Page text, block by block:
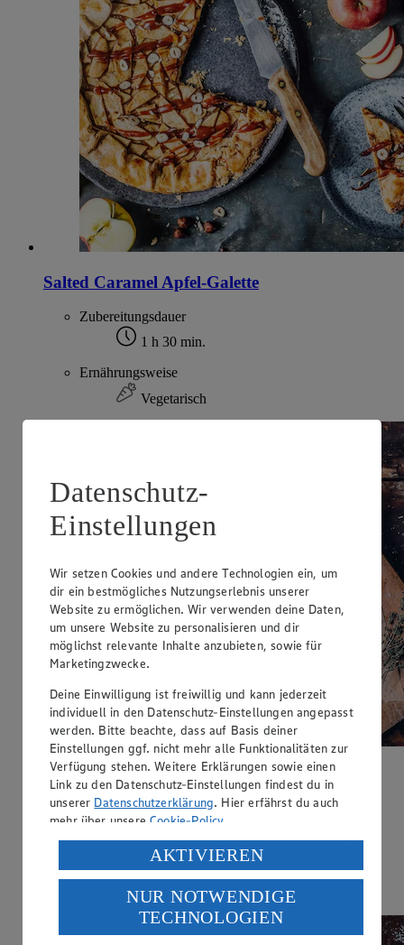
Salted Caramel Apfel-Galette
Zubereitungsdauer
1 h 30 min.
Ernährungsweise
Vegetarisch
Vegane Galette mit Kartoffeln und Zwiebeln
Zubereitungsdauer
2 h 20 min.
Ernährungsweise
Vegan
Datenschutz-
Einstellungen
Wir setzen Cookies und andere Technologien ein, um
dir ein bestmögliches Nutzungserlebnis unserer
Website zu ermöglichen. Wir verwenden deine Daten,
um unsere Website zu personalisieren und dir
möglichst relevante Inhalte anzubieten, sowie für
Marketingzwecke.
Deine Einwilligung ist freiwillig und kann jederzeit
individuell in den Datenschutz-Einstellungen angepasst
werden. Bitte beachte, dass auf Basis deiner
Einstellungen ggf. nicht mehr alle Funktionalitäten zur
Verfügung stehen. Weitere Erklärungen sowie einen
Link zu den Datenschutz-Einstellungen findest du in
unserer Datenschutzerklärung. Hier erfährst du auch
mehr über unsereCookie-Policy.
Verarbeitung deiner personenbezogenen Daten in den
USA durch Facebook und YouTube:
Wenn du auf „Aktivieren“ klickst, willigst du im Sinne
des Art. 49 Abs. 1 Satz 1 lit. a) DSGVO ein, dass deine
Daten in den USA verarbeitet werden. Der EuGH sieht
AKTIVIEREN
NUR NOTWENDIGE
TECHNOLOGIEN